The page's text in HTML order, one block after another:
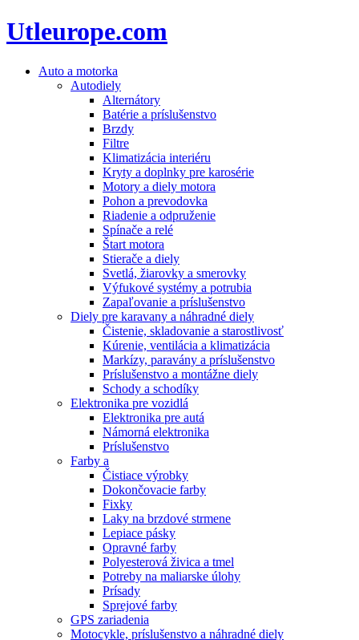
Utleurope.com
Auto a motorka
Autodiely
Alternátory
Batérie a príslušenstvo
Brzdy
Filtre
Klimatizácia interiéru
Kryty a doplnky pre karosérie
Motory a diely motora
Pohon a prevodovka
Riadenie a odpruženie
Spínače a relé
Štart motora
Stierače a diely
Svetlá, žiarovky a smerovky
Výfukové systémy a potrubia
Zapaľovanie a príslušenstvo
Diely pre karavany a náhradné diely
Čistenie, skladovanie a starostlivosť
Kúrenie, ventilácia a klimatizácia
Markízy, paravány a príslušenstvo
Príslušenstvo a montážne diely
Schody a schodíky
Elektronika pre vozidlá
Elektronika pre autá
Námorná elektronika
Príslušenstvo
Farby a
Čistiace výrobky
Dokončovacie farby
Fixky
Laky na brzdové strmene
Lepiace pásky
Opravné farby
Polyesterová živica a tmel
Potreby na maliarske úlohy
Prísady
Sprejové farby
GPS zariadenia
Motocykle, príslušenstvo a náhradné diely